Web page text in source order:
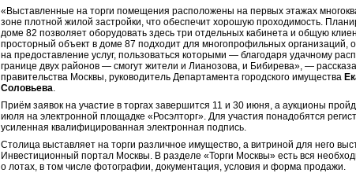
«Выставленные на торги помещения расположены на первых этажах
зоне плотной жилой застройки, что обеспечит хорошую проходимость.
доме 82 позволяет оборудовать здесь три отдельных кабинета и общую
просторный объект в доме 87 подходит для многопрофильных организаций,
на предоставление услуг, пользоваться которыми — благодаря удачному
границе двух районов — смогут жители и Лианозова, и Бибирева», —
правительства Москвы, руководитель Департамента городского имущества
Соловьева.
Приём заявок на участие в торгах завершится 11 и 30 июня, а аукционы
июля на электронной площадке «Росэлторг». Для участия понадобятся
усиленная квалифицированная электронная подпись.
Столица выставляет на торги различное имущество, а витриной для него
Инвестиционный портал Москвы. В разделе «Торги Москвы» есть вся
о лотах, в том числе фотографии, документация, условия и форма продажи.